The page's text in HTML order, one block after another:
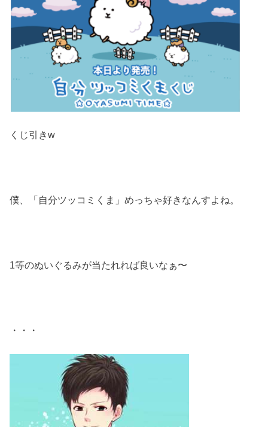
くじ引きw
僕、「自分ツッコミくま」めっちゃ好きなんすよね。
1等のぬいぐるみが当たれれば良いなぁ〜
・・・